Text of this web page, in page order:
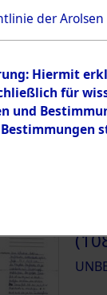
der Arolsen
Hiermit
für
und